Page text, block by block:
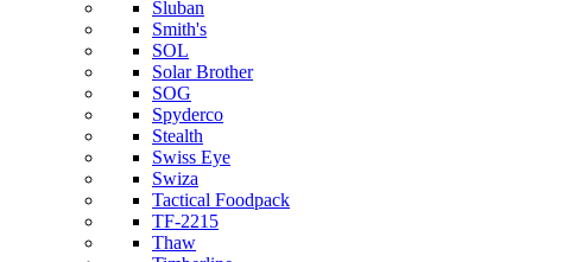
Sluban
Smith's
SOL
Solar Brother
SOG
Spyderco
Stealth
Swiss Eye
Swiza
Tactical Foodpack
TF-2215
Thaw